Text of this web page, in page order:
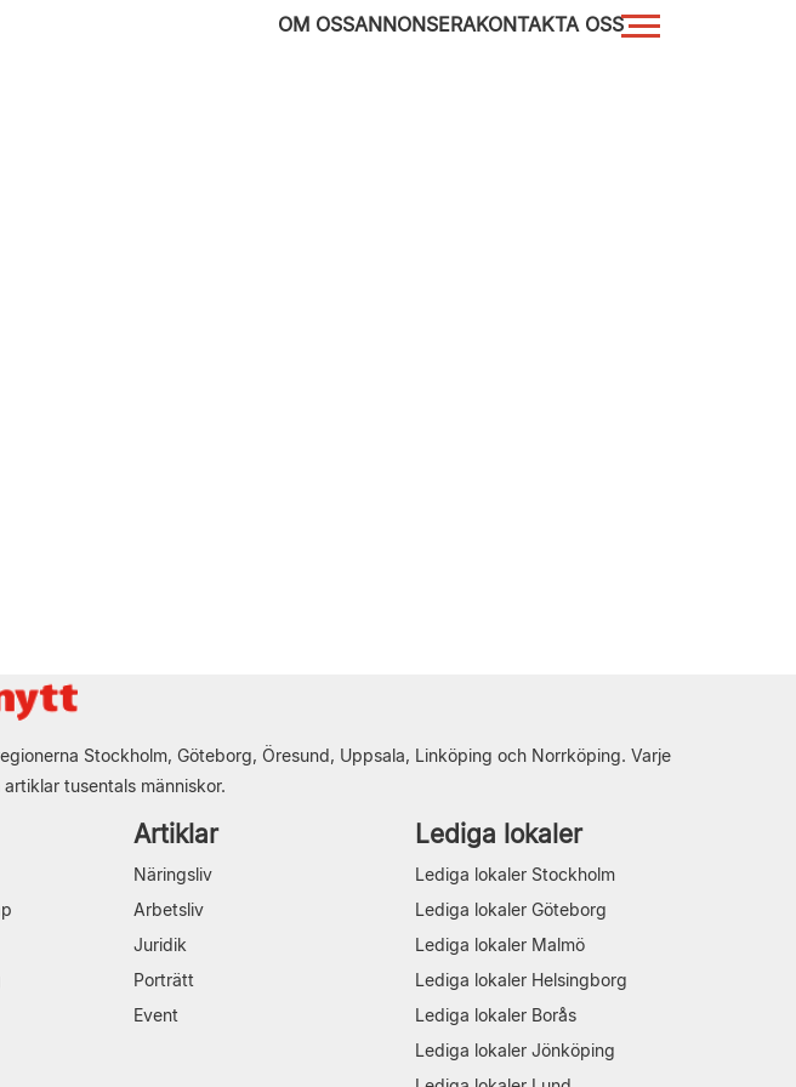
OM OSSANNONSERAKONTAKTA OSS
Stockholm, Göteborg, Öresund, Uppsala, Linköping och Norrköping. Varje
tusentals människor.
Artiklar
Näringsliv
Arbetsliv
Juridik
Porträtt
Event
Lediga lokaler
Lediga lokaler Stockholm
Lediga lokaler Göteborg
Lediga lokaler Malmö
Lediga lokaler Helsingborg
Lediga lokaler Borås
Lediga lokaler Jönköping